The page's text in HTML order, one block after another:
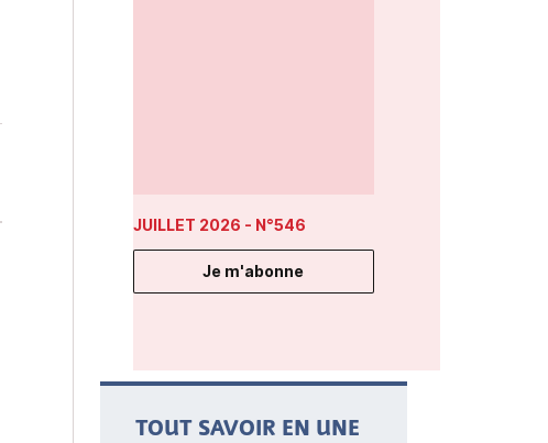
JUILLET 2026 - N°546
Je m'abonne
TOUT SAVOIR EN UNE